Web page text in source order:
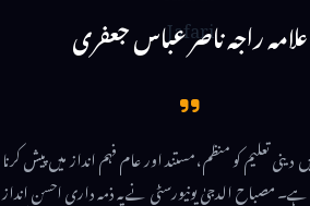
علامہ راجہ ناصر عباس جعفری
دینی تعلیم کو منظم، مستند اور عام فہم انداز میں پیش کرنا
ہے۔ مصباح الدجیٰ یونیورسٹی نے یہ ذمہ داری احسن انداز